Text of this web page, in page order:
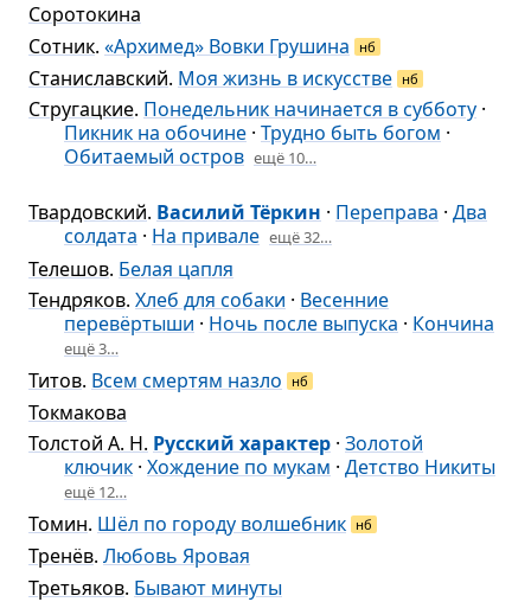
Соротокина
Сотник. «Архимед» Вовки Грушина нб
Станиславский. Моя жизнь в искусстве нб
Стругацкие. Понедельник начинается в субботу ·
Пикник на обочине · Трудно быть богом ·
Обитаемый остров ещё 10…
Твардовский. Василий Тёркин · Переправа · Два
солдата · На привале ещё 32…
Телешов. Белая цапля
Тендряков. Хлеб для собаки · Весенние
перевёртыши · Ночь после выпуска · Кончина
ещё 3…
Титов. Всем смертям назло нб
Токмакова
Толстой А. Н. Русский характер · Золотой
ключик · Хождение по мукам · Детство Никиты
ещё 12…
Томин. Шёл по городу волшебник нб
Тренёв. Любовь Яровая
Третьяков. Бывают минуты